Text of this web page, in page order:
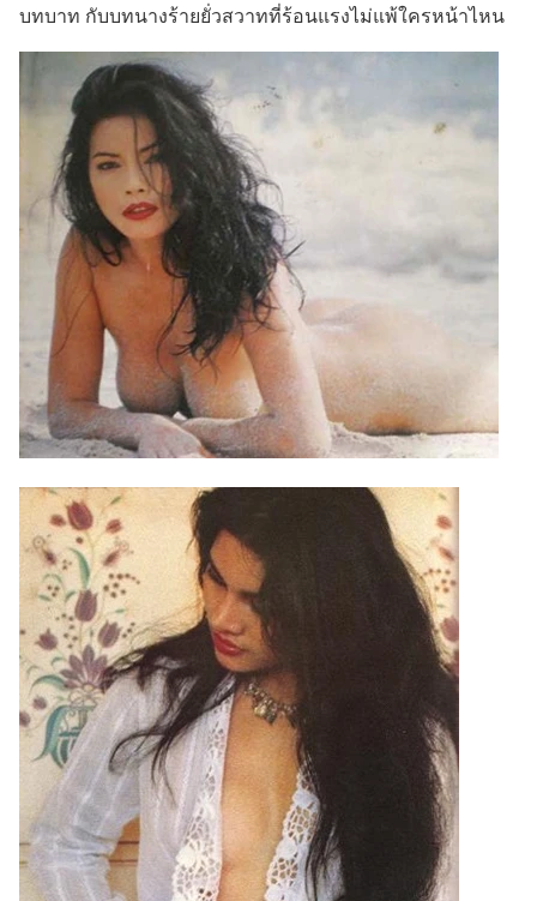
บทบาท กับบทนางร้ายยั่วสวาทที่ร้อนแรงไม่แพ้ใครหน้าไหน